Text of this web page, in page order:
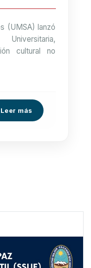
(UMSA) lanzó
cultural no
Leer más